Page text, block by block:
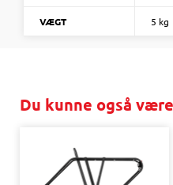
VÆGT 5 kg
Du kunne også